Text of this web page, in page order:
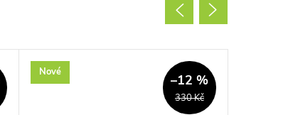
Nové
330 Kč
–12 %